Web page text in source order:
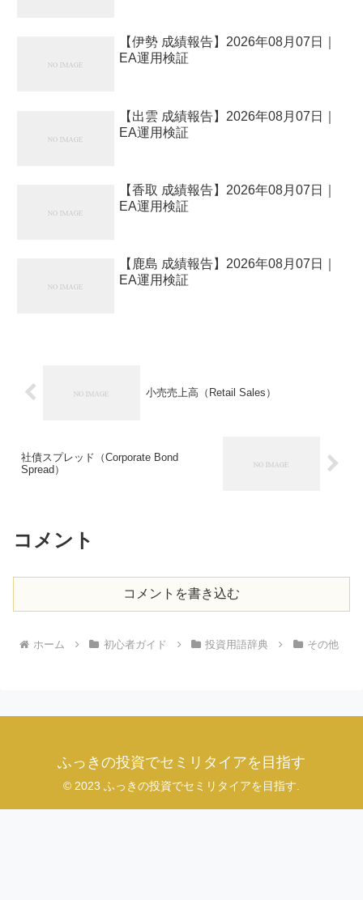
【伊勢 成績報告】2026年08月07日｜
EA運用検証
【出雲 成績報告】2026年08月07日｜
EA運用検証
【香取 成績報告】2026年08月07日｜
EA運用検証
【鹿島 成績報告】2026年08月07日｜
EA運用検証
小売売上高（Retail Sales）
社債スプレッド（Corporate Bond
Spread）
コメント
コメントを書き込む
ホーム 初心者ガイド 投資用語辞典 その他
ふっきの投資でセミリタイアを目指す
© 2023 ふっきの投資でセミリタイアを目指す.